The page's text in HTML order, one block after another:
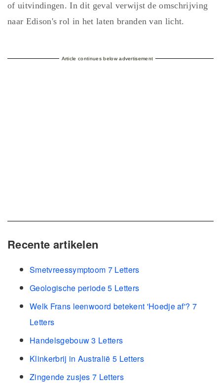
of uitvindingen. In dit geval verwijst de omschrijving
naar Edison's rol in het laten branden van licht.
Article continues below advertisement
Recente artikelen
Smetvreessymptoom 7 Letters
Geologische periode 5 Letters
Welk Frans leenwoord betekent 'Hoedje af'? 7
Letters
Handelsgebouw 3 Letters
Klinkerbrij in Australië 5 Letters
Zingende zusjes 7 Letters